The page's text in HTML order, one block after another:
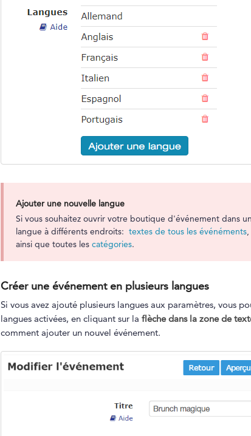
Ajouter une nouvelle langue
Si vous souhaitez ouvrir votre boutique d'événement dans
langue à différents endroits: textes de tous les événéments,
ainsi que toutes les catégories.
Créer une événement en plusieurs langues
Si vous avez ajouté plusieurs langues aux paramètres, vous
langues activées, en cliquant sur la flèche dans la zone de
comment ajouter un nouvel événement.